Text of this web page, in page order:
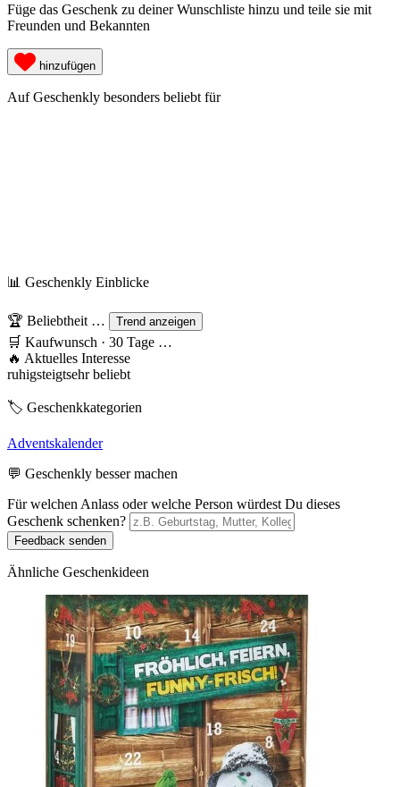
Füge das Geschenk zu deiner Wunschliste hinzu und teile sie mit
Freunden und Bekannten
hinzufügen
Auf Geschenkly besonders beliebt für
📊 Geschenkly Einblicke
🏆 Beliebtheit … Trend anzeigen
🛒 Kaufwunsch · 30 Tage …
🔥 Aktuelles Interesse
ruhigsteigtsehr beliebt
🏷️ Geschenkkategorien
Adventskalender
💬 Geschenkly besser machen
Für welchen Anlass oder welche Person würdest Du dieses
Geschenk schenken?
Feedback senden
Ähnliche Geschenkideen